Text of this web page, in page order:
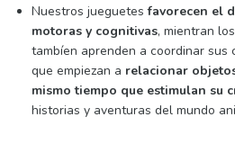
Nuestros jueguetes favorecen el
motoras y cognitivas, mientran
tambíen aprenden a coordinar sus
que empiezan a relacionar
mismo tiempo que estimulan su
historias y aventuras del mundo